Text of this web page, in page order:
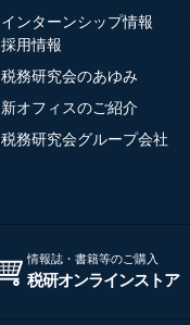
インターンシップ情報
採用情報
税務研究会のあゆみ
新オフィスのご紹介
税務研究会グループ会社
情報誌・書籍等のご購入
税研オンラインストア